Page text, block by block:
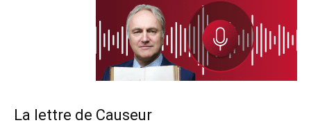
La lettre de Causeur